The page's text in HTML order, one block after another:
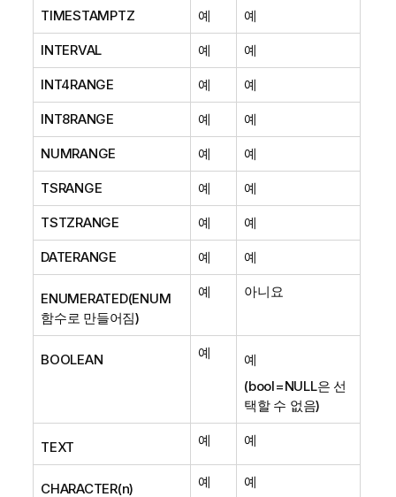
TIMESTAMPTZ 예 예
INTERVAL 예 예
INT4RANGE 예 예
INT8RANGE 예 예
NUMRANGE 예 예
TSRANGE 예 예
TSTZRANGE 예 예
DATERANGE 예 예
ENUMERATED(ENUM
함수로 만들어짐)
예 아니요
BOOLEAN 예
예
(bool=NULL은 선
택할 수 없음)
TEXT 예 예
CHARACTER(n) 예 예